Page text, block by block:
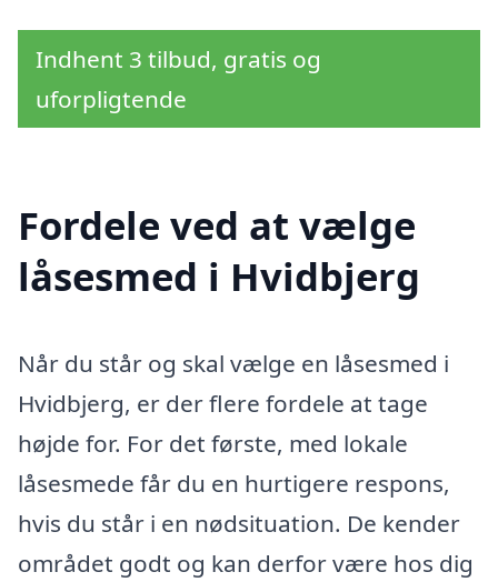
Indhent 3 tilbud, gratis og
uforpligtende
Fordele ved at vælge
låsesmed i Hvidbjerg
Når du står og skal vælge en låsesmed i
Hvidbjerg, er der flere fordele at tage
højde for. For det første, med lokale
låsesmede får du en hurtigere respons,
hvis du står i en nødsituation. De kender
området godt og kan derfor være hos dig